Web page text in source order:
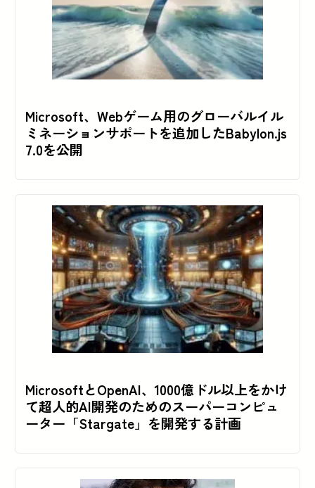
Microsoft、Webゲーム用のグローバルイル
ミネーションサポートを追加したBabylon.js
7.0を公開
MicrosoftとOpenAI、1000億ドル以上をかけ
て超人的AI開発のためのスーパーコンピュ
ーター「Stargate」を開発する計画